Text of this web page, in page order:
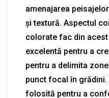
amenajarea
și textură. Aspectul
colorate fac din
excelentă pentru a
pentru a delimita
punct focal în grădini.
folosită pentru a